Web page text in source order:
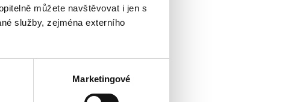
můžete navštěvovat i jen s
služby, zejména externího
Marketingové